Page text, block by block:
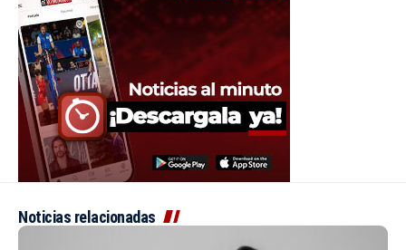
Noticias relacionadas